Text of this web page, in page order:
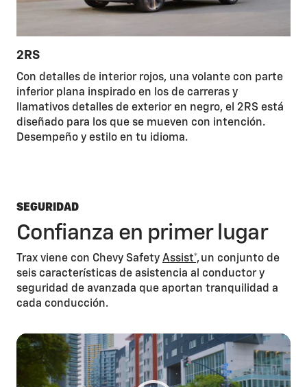
2RS
Con detalles de interior rojos, una volante con parte
inferior plana inspirado en los de carreras y
llamativos detalles de exterior en negro, el 2RS está
diseñado para los que se mueven con intención.
Desempeño y estilo en tu idioma.
SEGURIDAD
Confianza en primer lugar
Trax viene con Chevy Safety Assist*, un conjunto de
seis características de asistencia al conductor y
seguridad de avanzada que aportan tranquilidad a
cada conducción.